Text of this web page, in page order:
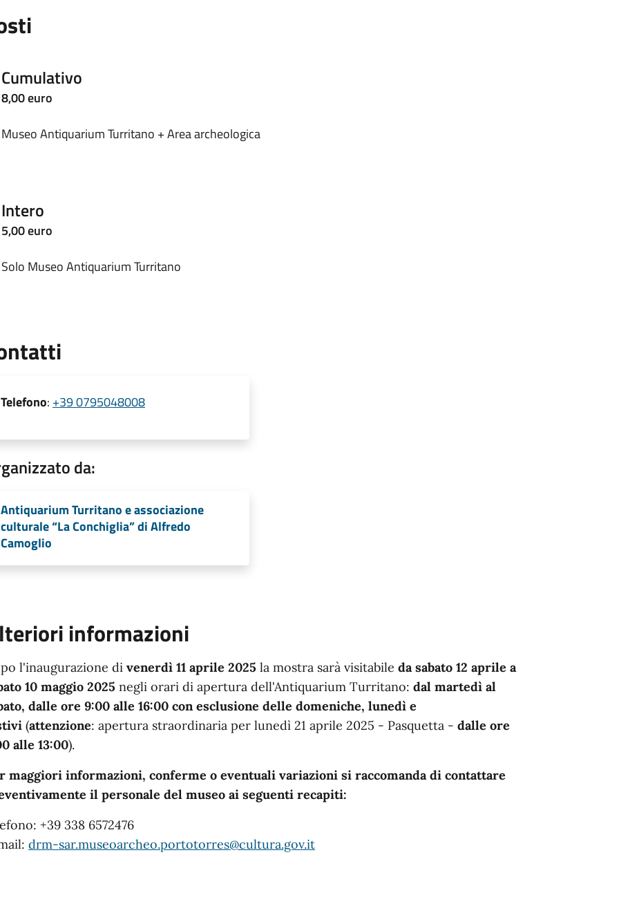
Cumulativo
8,00 euro
Museo Antiquarium Turritano + Area archeologica
Intero
5,00 euro
Solo Museo Antiquarium Turritano
Telefono: +39 0795048008
da:
Antiquarium Turritano e associazione
culturale “La Conchiglia” di Alfredo
Camoglio
informazioni
l'inaugurazione di venerdì 11 aprile 2025 la mostra sarà visitabile da sabato 12 aprile a
10 maggio 2025 negli orari di apertura dell'Antiquarium Turritano: dal martedì al
dalle ore 9:00 alle 16:00 con esclusione delle domeniche, lunedì e
(attenzione: apertura straordinaria per lunedì 21 aprile 2025 - Pasquetta - dalle ore
alle 13:00).
maggiori informazioni, conferme o eventuali variazioni si raccomanda di contattare
il personale del museo ai seguenti recapiti:
+39 338 6572476
drm-sar.museoarcheo.portotorres@cultura.gov.it